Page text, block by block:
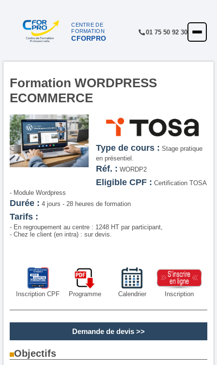
CENTRE DE
FORMATION
CFORPRO
01 75 50 92 30
ACCUEIL
FINANCEMENT
Formation WORDPRESS
ECOMMERCE
Type de cours : Stage pratique
en présentiel.
Réf. : WORDP2
Eligible CPF : Certification TOSA
- Module Wordpress
Durée : 4 jours - 28 heures de formation
Tarifs :
- En regroupement au centre : 1248 HT par participant,
- Chez le client (en intra) : sur devis.
Inscription CPF Programme Calendrier Inscription
Demande de devis >>
Objectifs